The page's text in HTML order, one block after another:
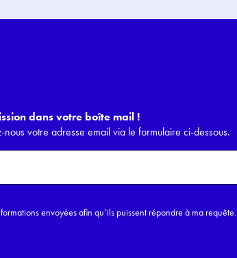
dans votre boîte mail !
votre adresse email via le formulaire ci-dessous.
envoyées afin qu’ils puissent répondre à ma requête.